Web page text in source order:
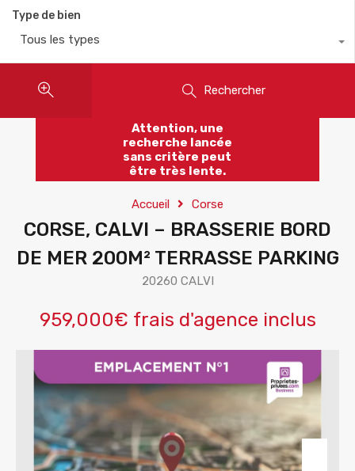
Type de bien
Tous les types
Rechercher
Attention, une
recherche lancée
sans critère peut
être très lente.
Accueil Corse
CORSE, CALVI – BRASSERIE BORD
DE MER 200M² TERRASSE PARKING
20260 CALVI
959,000€ frais d'agence inclus